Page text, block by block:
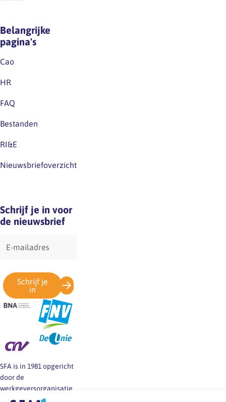
Belangrijke
pagina's
Cao
HR
FAQ
Bestanden
RI&E
Nieuwsbriefoverzicht
Schrijf je in voor
de nieuwsbrief
mailadres
Schrijf je
in
SFA is in 1981 opgericht
door de
werkgeversorganisatie
BNA en de vakbonden